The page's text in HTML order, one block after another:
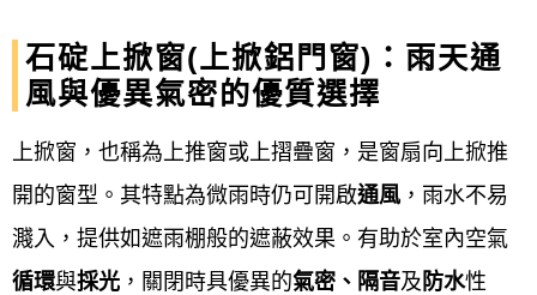
現場安裝施工：
拆除舊窗：: 若有舊窗，需先進行拆
除。
新框安裝：: 將新窗框依序固定於牆
石碇上掀窗(上掀鋁門窗)：雨天通
風與優異氣密的優質選擇
上掀窗，也稱為上推窗或上摺疊窗，是窗扇向上掀推
開的窗型。其特點為微雨時仍可開啟通風 ，雨水不易
濺入，提供如遮雨棚般的遮蔽效果。有助於室內空氣
循環與採光 ，關閉時具優異的氣密、隔音及 防水性